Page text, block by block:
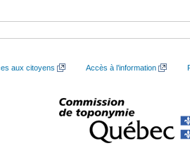
aux citoyens Accès à l’information